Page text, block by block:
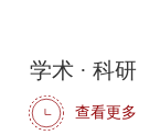
学术 · 科研
查看更多